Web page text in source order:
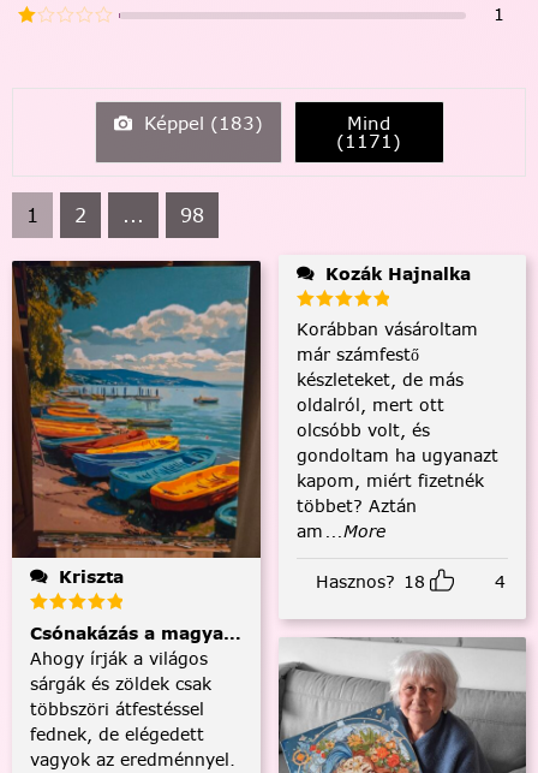
1
Képpel (183) Mind
(1171)
1 2 ... 98
Kriszta
Csónakázás a magyar tengeren
Ahogy írják a világos
sárgák és zöldek csak
többszöri átfestéssel
fednek, de elégedett
vagyok az eredménnyel.
Kozák Hajnalka
Korábban vásároltam
már számfestő
készleteket, de más
oldalról, mert ott
olcsóbb volt, és
gondoltam ha ugyanazt
kapom, miért fizetnék
többet? Aztán
am ...More
Hasznos? 18 4